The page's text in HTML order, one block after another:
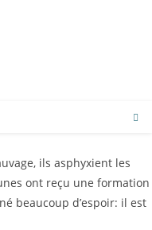
ils asphyxient les
ont reçu une formation
beaucoup d’espoir: il est